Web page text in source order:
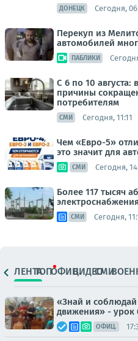
ДОНЕЦК Сегодня,
Перекуп из
автомобилей
ПАБЛИКИ
С 6 по 10 августа:
причины
потребителям
СМИ Сегодня, 11:11
Чем «Евро-5»
это значит для
СМИ Сегодня,
Более 117 тысяч
СМИ Сегодня,
ЛЕНТАТОПОФИЦ.ВИДЕОСМИ
«Знай и
движения» - урок
ОФИЦ.